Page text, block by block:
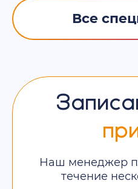
Все
Наш менеджер
течение